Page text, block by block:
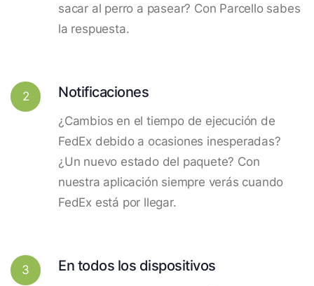
sacar al perro a pasear? Con Parcello sabes
la respuesta.
2 Notificaciones
¿Cambios en el tiempo de ejecución de
FedEx debido a ocasiones inesperadas?
¿Un nuevo estado del paquete? Con
nuestra aplicación siempre verás cuando
FedEx está por llegar.
3 En todos los dispositivos